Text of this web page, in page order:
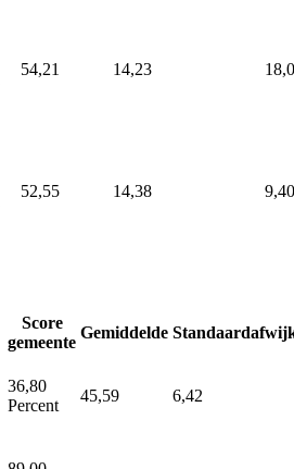
54,21 14,23
52,55 14,38 9,40
Score
gemeente
Gemiddelde
36,80
Percent
45,59 6,42